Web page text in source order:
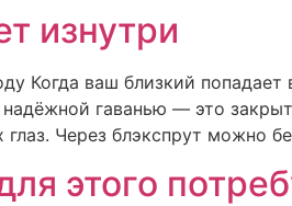
изнутри
Когда ваш близкий
гаванью — это
Через блэкспрут можно
этого